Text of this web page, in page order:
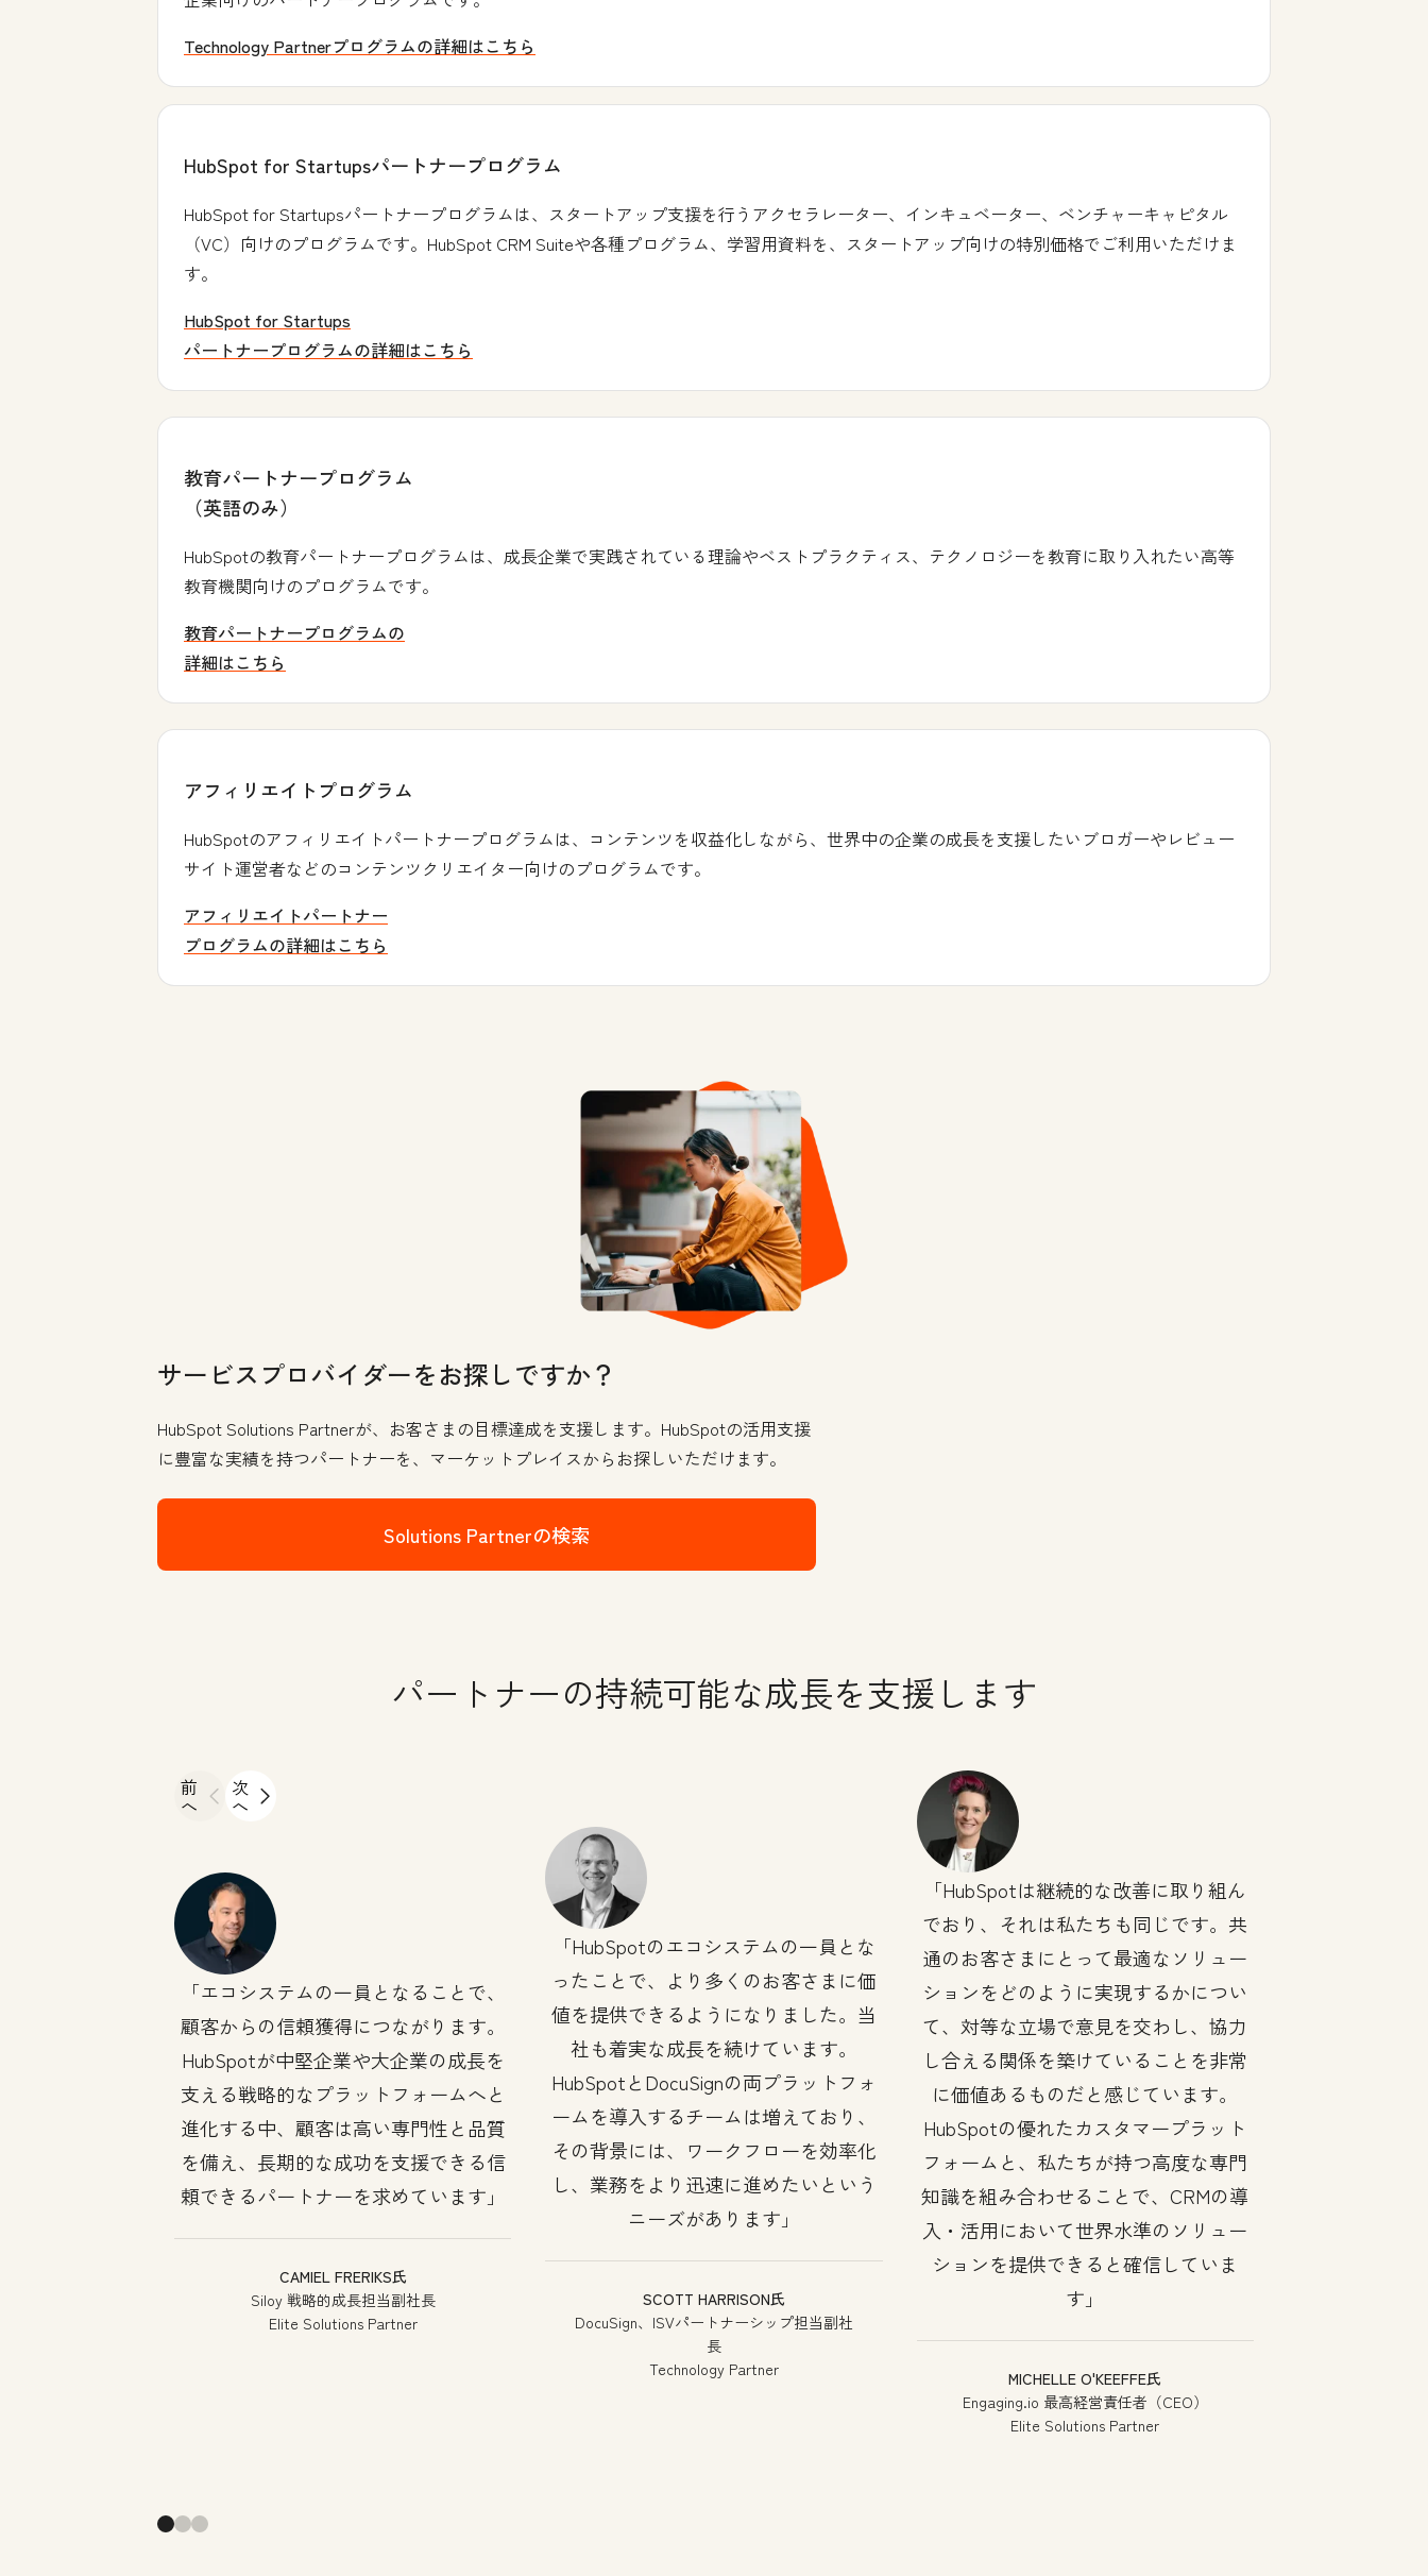
Technology Partnerプログラムの詳細はこちら
HubSpot for Startupsパートナープログラム
HubSpot for Startupsパートナープログラムは、スタートアップ支援を行うアクセラレーター、インキュベーター、ベンチャーキャピタル
（VC）向けのプログラムです。HubSpot CRM Suiteや各種プログラム、学習用資料を、スタートアップ向けの特別価格でご利用いただけま
す。
HubSpot for Startups
パートナープログラムの詳細はこちら
教育パートナープログラム
（英語のみ）
HubSpotの教育パートナープログラムは、成長企業で実践されている理論やベストプラクティス、テクノロジーを教育に取り入れたい高等
教育機関向けのプログラムです。
教育パートナープログラムの
詳細はこちら
アフィリエイトプログラム
HubSpotのアフィリエイトパートナープログラムは、コンテンツを収益化しながら、世界中の企業の成長を支援したいブロガーやレビュー
サイト運営者などのコンテンツクリエイター向けのプログラムです。
アフィリエイトパートナー
プログラムの詳細はこちら
サービスプロバイダーをお探しですか？
HubSpot Solutions Partnerが、お客さまの目標達成を支援します。HubSpotの活用支援
に豊富な実績を持つパートナーを、マーケットプレイスからお探しいただけます。
Solutions Partnerの検索
パートナーの持続可能な成長を支援します
前
へ
次
へ
エコシステムの一員となることで、
顧客からの信頼獲得につながります。
HubSpotが中堅企業や大企業の成長を
支える戦略的なプラットフォームへと
進化する中、顧客は高い専門性と品質
を備え、長期的な成功を支援できる信
頼できるパートナーを求めています
CAMIEL FRERIKS氏
Siloy 戦略的成長担当副社長
Elite Solutions Partner
HubSpotのエコシステムの一員とな
ったことで、より多くのお客さまに価
値を提供できるようになりました。当
社も着実な成長を続けています。
HubSpotとDocuSignの両プラットフォ
ームを導入するチームは増えており、
その背景には、ワークフローを効率化
し、業務をより迅速に進めたいという
ニーズがあります
SCOTT HARRISON氏
DocuSign、ISVパートナーシップ担当副社
長
Technology Partner
HubSpotは継続的な改善に取り組ん
でおり、それは私たちも同じです。共
通のお客さまにとって最適なソリュー
ションをどのように実現するかについ
て、対等な立場で意見を交わし、協力
し合える関係を築けていることを非常
に価値あるものだと感じています。
HubSpotの優れたカスタマープラット
フォームと、私たちが持つ高度な専門
知識を組み合わせることで、CRMの導
入・活用において世界水準のソリュー
ションを提供できると確信していま
す
MICHELLE O'KEEFFE氏
Engaging.io 最高経営責任者（CEO）
Elite Solutions Partner